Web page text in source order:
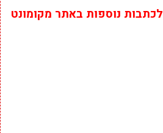
לכתבות נוספות באתר מקומונט